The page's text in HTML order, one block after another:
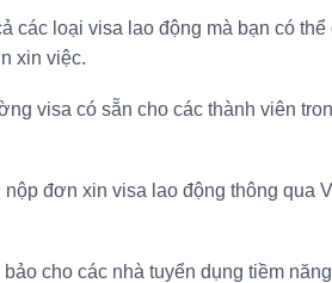
các loại visa lao động mà bạn có
xin việc.
visa có sẵn cho các thành viên
nộp đơn xin visa lao động thông qua
cho các nhà tuyển dụng tiềm